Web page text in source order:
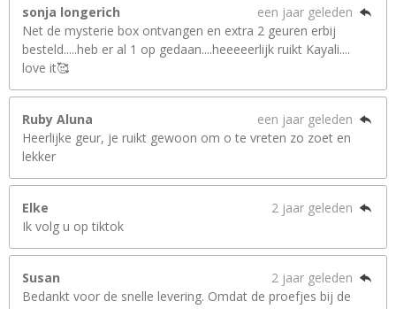
sonja longerich
een jaar geleden
Net de mysterie box ontvangen en extra 2 geuren erbij
besteld.....heb er al 1 op gedaan....heeeeerlijk ruikt Kayali....
love it🥰
Ruby Aluna
een jaar geleden
Heerlijke geur, je ruikt gewoon om o te vreten zo zoet en
lekker
Elke
2 jaar geleden
Ik volg u op tiktok
Susan
2 jaar geleden
Bedankt voor de snelle levering. Omdat de proefjes bij de